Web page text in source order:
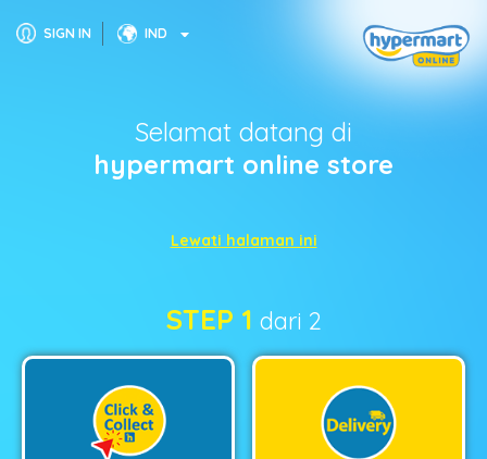
SIGN IN IND
Selamat datang di
hypermart online store
Lewati halaman ini
STEP 1 dari 2